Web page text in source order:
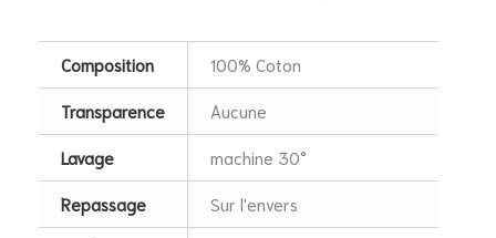
Composition 100% Coton
Transparence Aucune
Lavage machine 30°
Repassage Sur l'envers